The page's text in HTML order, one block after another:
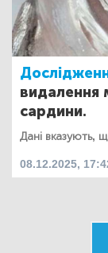
видалення
сардини.
Дані вказують,
08.12.2025,